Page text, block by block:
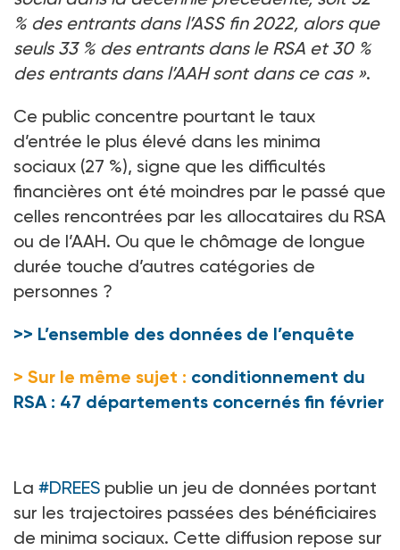
% des entrants dans l’ASS fin 2022, alors que
seuls 33 % des entrants dans le RSA et 30 %
des entrants dans l’AAH sont dans ce cas ».
Ce public concentre pourtant le taux
d’entrée le plus élevé dans les minima
sociaux (27 %), signe que les difficultés
financières ont été moindres par le passé que
celles rencontrées par les allocataires du RSA
ou de l’AAH. Ou que le chômage de longue
durée touche d’autres catégories de
personnes ?
>> L’ensemble des données de l’enquête
> Sur le même sujet : conditionnement du
RSA : 47 départements concernés fin février
La #DREES publie un jeu de données portant
sur les trajectoires passées des bénéficiaires
de minima sociaux. Cette diffusion repose sur